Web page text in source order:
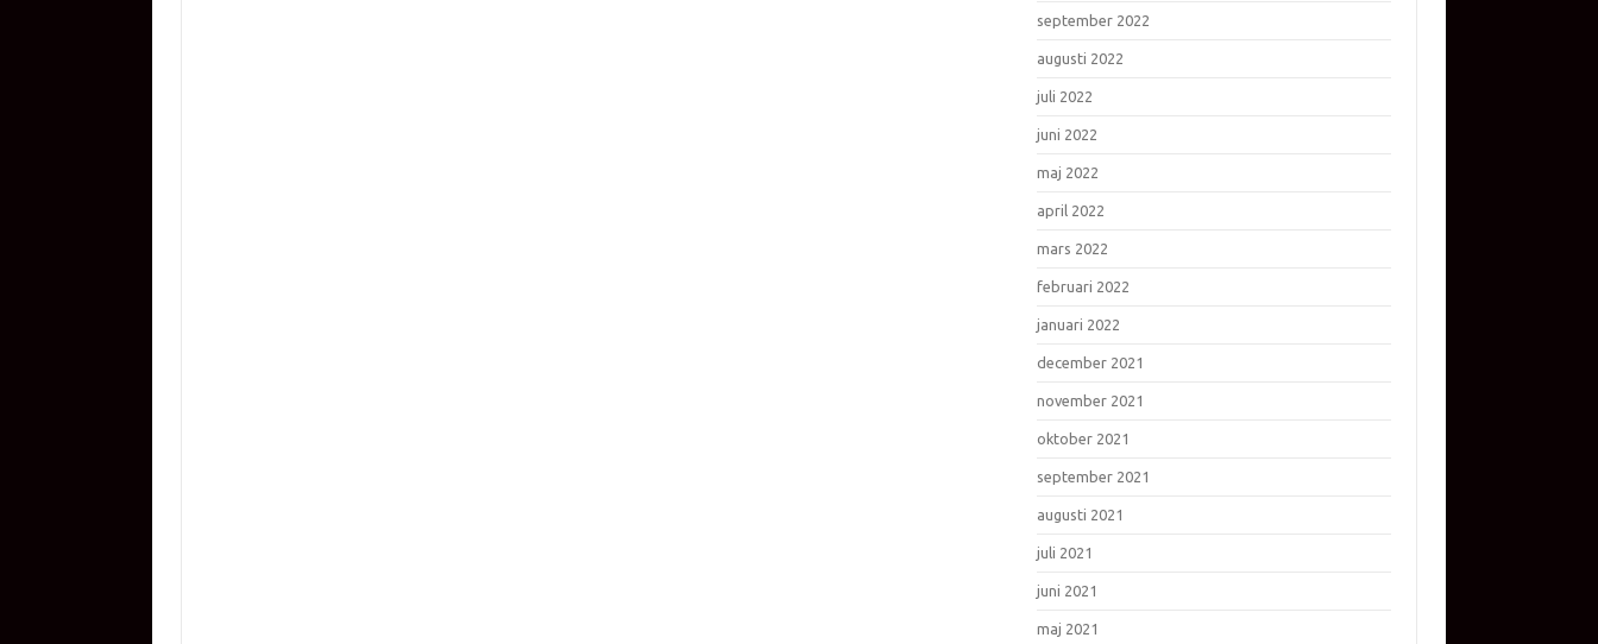
september 2022
augusti 2022
juli 2022
juni 2022
maj 2022
april 2022
mars 2022
februari 2022
januari 2022
december 2021
november 2021
oktober 2021
september 2021
augusti 2021
juli 2021
juni 2021
maj 2021